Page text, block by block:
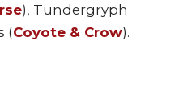
), Tundergryph
(Coyote & Crow).